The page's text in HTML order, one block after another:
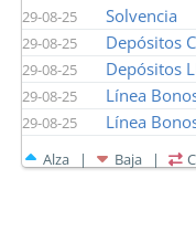
29-08-25 Solvencia
29-08-25 Depósitos
29-08-25 Depósitos
29-08-25 Línea
29-08-25 Línea
Alza | Baja |